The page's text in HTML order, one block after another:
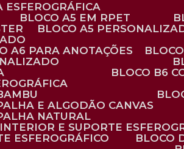
ESFEROGRÁFICA
BLOCO A5 EM RPET
BLOCO A5
A6 PARA ANOTAÇÕES
BLOCO B6
E ALGODÃO CANVAS
NATURAL
E SUPORTE
ESFEROGRÁFICO